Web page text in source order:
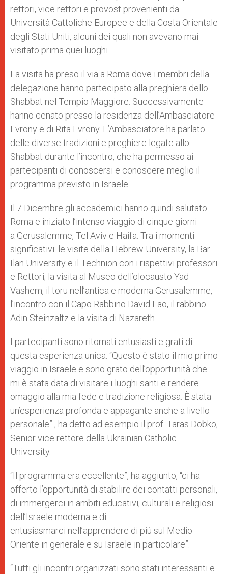
rettori, vice rettori e provost provenienti da
Università Cattoliche Europee e della Costa Orientale
degli Stati Uniti, alcuni dei quali non avevano mai
visitato prima quei luoghi.
La visita ha preso il via a Roma dove i membri della
delegazione hanno partecipato alla preghiera dello
Shabbat nel Tempio Maggiore. Successivamente
hanno cenato presso la residenza dell’Ambasciatore
Evrony e di Rita Evrony. L’Ambasciatore ha parlato
delle diverse tradizioni e preghiere legate allo
Shabbat durante l’incontro, che ha permesso ai
partecipanti di conoscersi e conoscere meglio il
programma previsto in Israele.
Il 7 Dicembre gli accademici hanno quindi salutato
Roma e iniziato l’intenso viaggio di cinque giorni
a Gerusalemme, Tel Aviv e Haifa. Tra i momenti
significativi: le visite della Hebrew University, la Bar
Ilan University e il Technion con i rispettivi professori
e Rettori; la visita al Museo dell’olocausto Yad
Vashem, il toru nell’antica e moderna Gerusalemme,
l’incontro con il Capo Rabbino David Lao, il rabbino
Adin Steinzaltz e la visita di Nazareth.
I partecipanti sono ritornati entusiasti e grati di
questa esperienza unica. “Questo è stato il mio primo
viaggio in Israele e sono grato dell’opportunità che
mi è stata data di visitare i luoghi santi e rendere
omaggio alla mia fede e tradizione religiosa. È stata
un’esperienza profonda e appagante anche a livello
personale” , ha detto ad esempio il prof. Taras Dobko,
Senior vice rettore della Ukrainian Catholic
University.
“Il programma era eccellente”, ha aggiunto, “ci ha
offerto l’opportunità di stabilire dei contatti personali,
di immergerci in ambiti educativi, culturali e religiosi
dell’Israele moderna e di
entusiasmarci nell’apprendere di più sul Medio
Oriente in generale e su Israele in particolare”.
“Tutti gli incontri organizzati sono stati interessanti e